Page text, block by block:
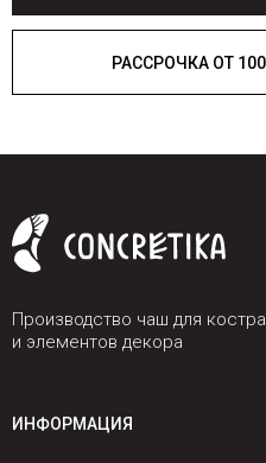
Производство чаш для костра
и элементов декора
ИНФОРМАЦИЯ